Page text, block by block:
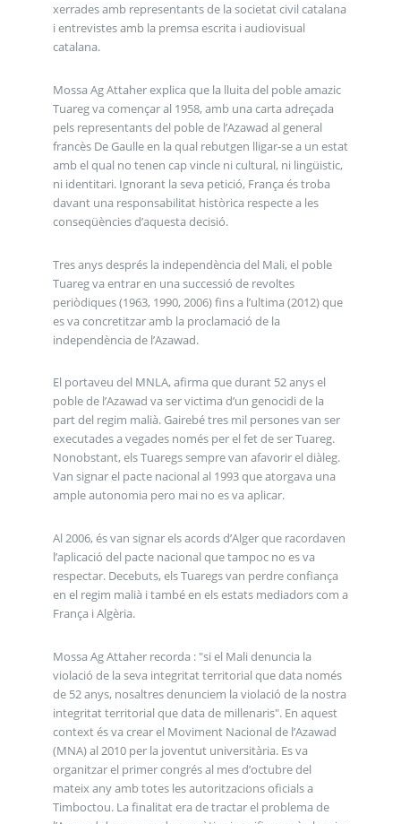
xerrades amb representants de la societat civil catalana
i entrevistes amb la premsa escrita i audiovisual
catalana.
Mossa Ag Attaher explica que la lluita del poble amazic
Tuareg va començar al 1958, amb una carta adreçada
pels representants del poble de l’Azawad al general
francès De Gaulle en la qual rebutgen lligar-se a un estat
amb el qual no tenen cap vincle ni cultural, ni lingüistic,
ni identitari. Ignorant la seva petició, França és troba
davant una responsabilitat històrica respecte a les
conseqüències d’aquesta decisió.
Tres anys després la independència del Mali, el poble
Tuareg va entrar en una successió de revoltes
periòdiques (1963, 1990, 2006) fins a l’ultima (2012) que
es va concretitzar amb la proclamació de la
independència de l’Azawad.
El portaveu del MNLA, afirma que durant 52 anys el
poble de l’Azawad va ser victima d’un genocidi de la
part del regim malià. Gairebé tres mil persones van ser
executades a vegades només per el fet de ser Tuareg.
Nonobstant, els Tuaregs sempre van afavorir el diàleg.
Van signar el pacte nacional al 1993 que atorgava una
ample autonomia pero mai no es va aplicar.
Al 2006, és van signar els acords d’Alger que racordaven
l’aplicació del pacte nacional que tampoc no es va
respectar. Decebuts, els Tuaregs van perdre confiança
en el regim malià i també en els estats mediadors com a
França i Algèria.
Mossa Ag Attaher recorda : "si el Mali denuncia la
violació de la seva integritat territorial que data només
de 52 anys, nosaltres denunciem la violació de la nostra
integritat territorial que data de millenaris". En aquest
context és va crear el Moviment Nacional de l’Azawad
(MNA) al 2010 per la joventut universitària. Es va
organitzar el primer congrés al mes d’octubre del
mateix any amb totes les autoritzacions oficials a
Timboctou. La finalitat era de tractar el problema de